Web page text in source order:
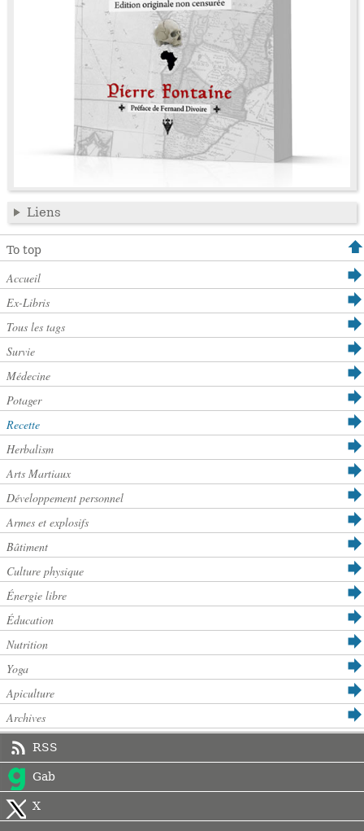
Liens
To top
Accueil
Ex-Libris
Tous les tags
Survie
Médecine
Potager
Recette
Herbalism
Arts Martiaux
Développement personnel
Armes et explosifs
Bâtiment
Culture physique
Énergie libre
Éducation
Nutrition
Yoga
Apiculture
Archives
RSS
Gab
X